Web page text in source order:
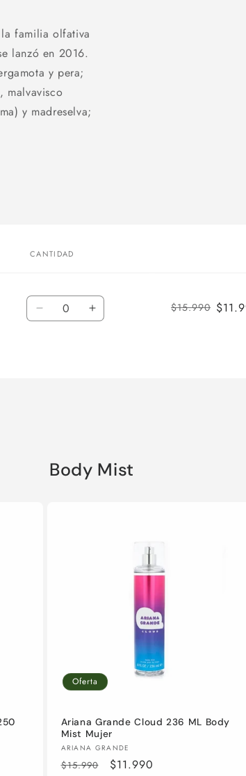
familia olfativa
lanzó en 2016.
y pera;
malvavisco
y madreselva;
CANTIDAD
Cantidad
Reducir
Aumentar
$15.990
Body Mist
Oferta
Ariana Grande Cloud 236 ML Body
Mist Mujer
Proveedor:
ARIANA GRANDE
Precio
$15.990
Precio
$11.990